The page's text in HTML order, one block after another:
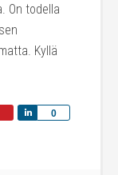
On todella
Kyllä
0
Share